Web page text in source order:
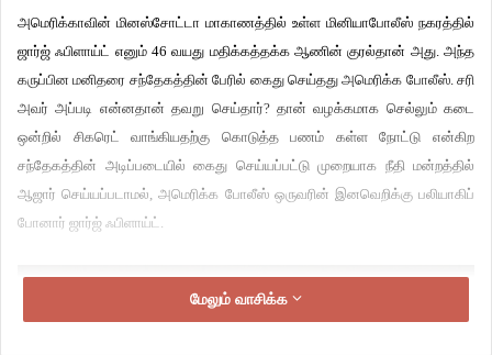
அமெரிக்காவின் மினஸ்சோட்டா மாகாணத்தில் உள்ள மினியாபோலீஸ் நகரத்தில்
ஜார்ஜ் ஃபிளாய்ட் எனும்46வயது மதிக்கத்தக்க ஆணின் குரல்தான் அது.அந்த
கருப்பின மனிதரை சந்தேகத்தின் பேரில் கைது செய்தது அமெரிக்க போலீஸ். சரி
அவர் அப்படி என்னதான் தவறு செய்தார்? தான் வழக்கமாக செல்லும் கடை
ஒன்றில்
சிகரெட் வாங்கியதற்கு கொடுத்த பணம் கள்ள நோட்டு
என்கிற
சந்தேகத்தின் அடிப்படையில் கைது செய்யப்பட்டு முறையாக நீதி மன்றத்தில்
ஆஜார் செய்யப்படாமல்,அமெரிக்க போலீஸ் ஒருவரின் இனவெறிக்கு பலியாகிப்
போனார் ஜார்ஜ் ஃபிளாய்ட்.
மேலும் வாசிக்க